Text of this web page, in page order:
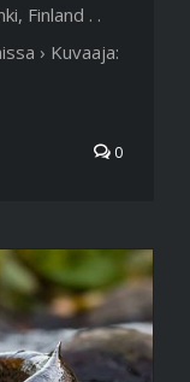
Finland . .
› Kuvaaja:
0